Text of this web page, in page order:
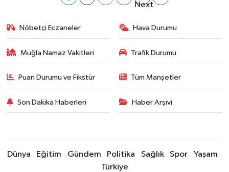
Nöbetçi Eczaneler Hava Durumu
Muğla Namaz Vakitleri Trafik Durumu
Puan Durumu ve Fikstür Tüm Manşetler
Son Dakika Haberleri Haber Arşivi
Dünya Eğitim Gündem Politika Sağlık Spor
Yaşam
Türkiye